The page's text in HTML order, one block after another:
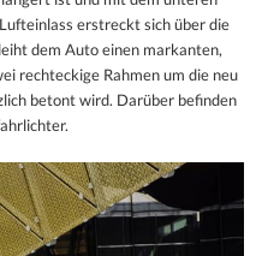
erstreckt sich über die
dem Auto einen markanten,
rechteckige Rahmen um die neu
betont wird. Darüber befinden